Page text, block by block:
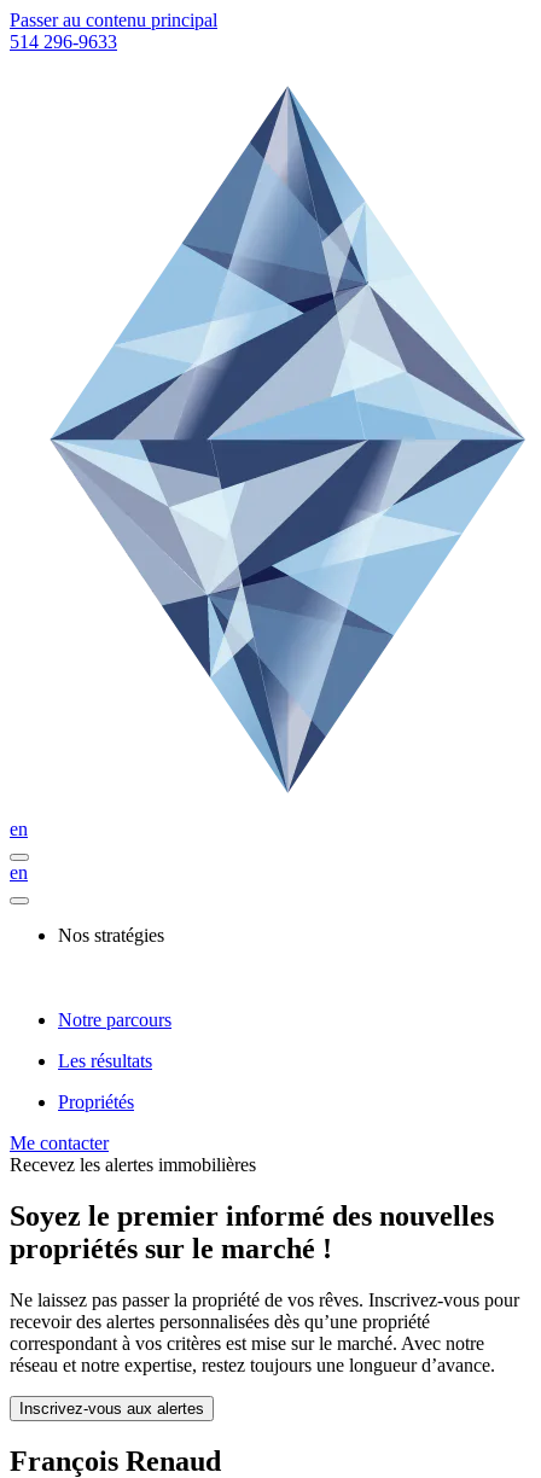
Passer au contenu principal
514 296-9633
en
en
Nos stratégies
Notre parcours
Les résultats
Propriétés
Me contacter
Recevez les alertes immobilières
Soyez le premier informé des nouvelles
propriétés sur le marché !
Ne laissez pas passer la propriété de vos rêves. Inscrivez-vous pour
recevoir des alertes personnalisées dès qu’une propriété
correspondant à vos critères est mise sur le marché. Avec notre
réseau et notre expertise, restez toujours une longueur d’avance.
Inscrivez-vous aux alertes
François Renaud